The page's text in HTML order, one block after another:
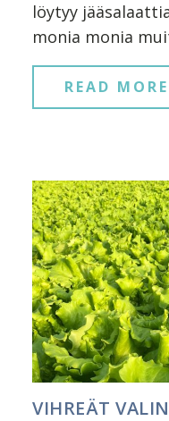
löytyy
monia monia
READ MORE
VIHREÄT